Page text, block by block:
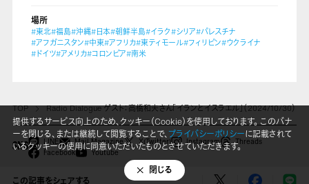
この記事をシェアする
場所
#東北#福島#沖縄#日本#朝鮮半島#イラク#シリア#パレスチナ
#アフガニスタン#中東#アフリカ#東ティモール#フィリピン#ウクライナ
#ドイツ#アメリカ#コロンビア#南米
TOP Radio Dialogue ゲスト：高橋和夫さん「イランとイスラエル」（2024/10/30）
SNS LINE Mail Magazine X(Twitter) Instagram
Threads
Facebook
Youtube
Copyright © Dialogue for People All Right Reserved.
提供するサービス向上のため、クッキー（Cookie）を使用しております。 このバナ
ーを閉じる、または継続して閲覧することで、プライバシーポリシーに記載されて
いるクッキーの使用に同意いただいたものとさせていただきます。
閉じる